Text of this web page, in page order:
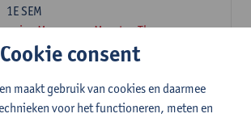
1E SEM
Meysman Maarten Thys
1E SEM
Van Daele
Cookie consent
maakt gebruik van cookies en daarmee
voor het functioneren, meten en